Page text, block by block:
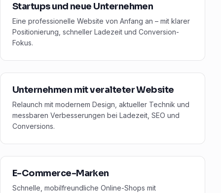
Startups und neue Unternehmen
Eine professionelle Website von Anfang an – mit klarer
Positionierung, schneller Ladezeit und Conversion-
Fokus.
Unternehmen mit veralteter Website
Relaunch mit modernem Design, aktueller Technik und
messbaren Verbesserungen bei Ladezeit, SEO und
Conversions.
E-Commerce-Marken
Schnelle, mobilfreundliche Online-Shops mit